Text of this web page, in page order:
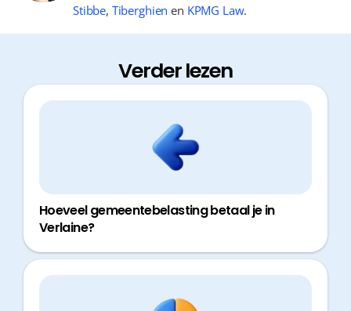
Stibbe, Tiberghien en KPMG Law.
Verder lezen
Hoeveel gemeentebelasting betaal je in
Verlaine?